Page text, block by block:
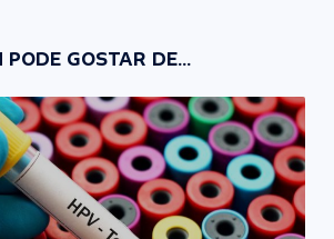
PODE GOSTAR DE...